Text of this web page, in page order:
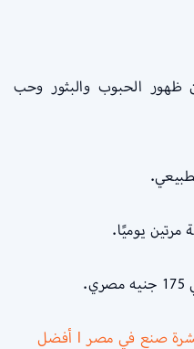
الحبوب والبثور وحب
يوميًا.
أنواع مقشر للبشرة صنع في مصر l أفضل